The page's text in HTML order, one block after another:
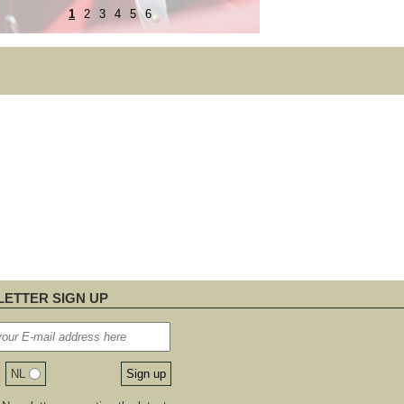
1 2 3 4 5 6
SIGN UP
NL